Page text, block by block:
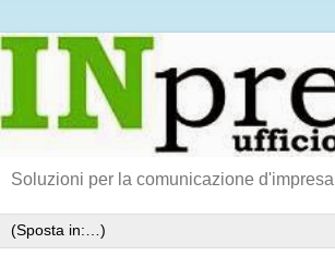
Soluzioni per la comunicazione d'impresa